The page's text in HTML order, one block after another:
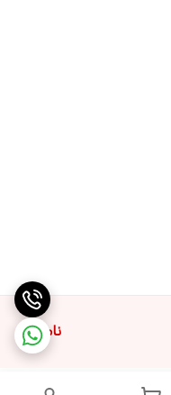
ناموجود